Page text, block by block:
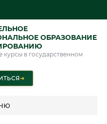
ОБРАЗОВАНИЕ
курсы в государственном
➜